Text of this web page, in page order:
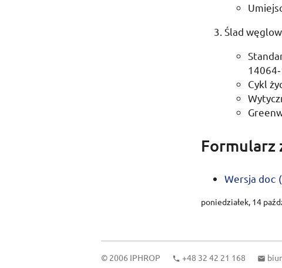
Ślad
Cykl
Formularz
Wersja doc (
poniedziałek, 14
© 2006 IPHROP +48 32 42 21 168